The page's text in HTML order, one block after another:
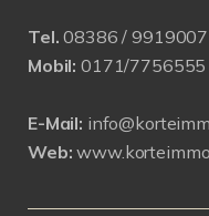
Tel. 08386 / 9919007
Mobil: 0171/7756555
E-Mail:
Web: